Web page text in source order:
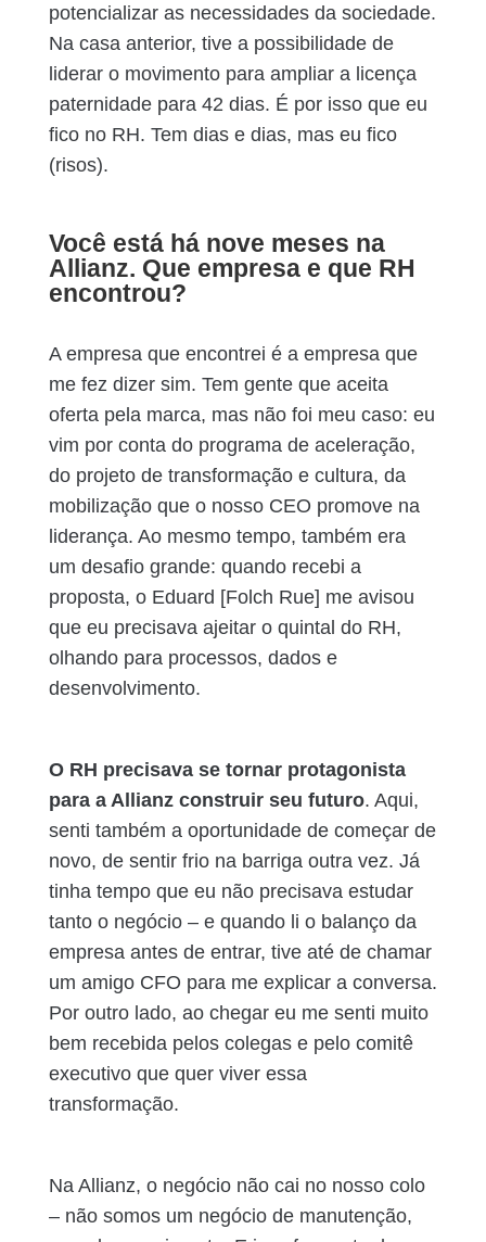
potencializar as necessidades da sociedade.
Na casa anterior, tive a possibilidade de
liderar o movimento para ampliar a licença
paternidade para 42 dias. É por isso que eu
fico no RH. Tem dias e dias, mas eu fico
(risos).
Você está há nove meses na
Allianz. Que empresa e que RH
encontrou?
A empresa que encontrei é a empresa que
me fez dizer sim. Tem gente que aceita
oferta pela marca, mas não foi meu caso: eu
vim por conta do programa de aceleração,
do projeto de transformação e cultura, da
mobilização que o nosso CEO promove na
liderança. Ao mesmo tempo, também era
um desafio grande: quando recebi a
proposta, o Eduard [Folch Rue] me avisou
que eu precisava ajeitar o quintal do RH,
olhando para processos, dados e
desenvolvimento.
O RH precisava se tornar protagonista
para a Allianz construir seu futuro. Aqui,
senti também a oportunidade de começar de
novo, de sentir frio na barriga outra vez. Já
tinha tempo que eu não precisava estudar
tanto o negócio – e quando li o balanço da
empresa antes de entrar, tive até de chamar
um amigo CFO para me explicar a conversa.
Por outro lado, ao chegar eu me senti muito
bem recebida pelos colegas e pelo comitê
executivo que quer viver essa
transformação.
Na Allianz, o negócio não cai no nosso colo
– não somos um negócio de manutenção,